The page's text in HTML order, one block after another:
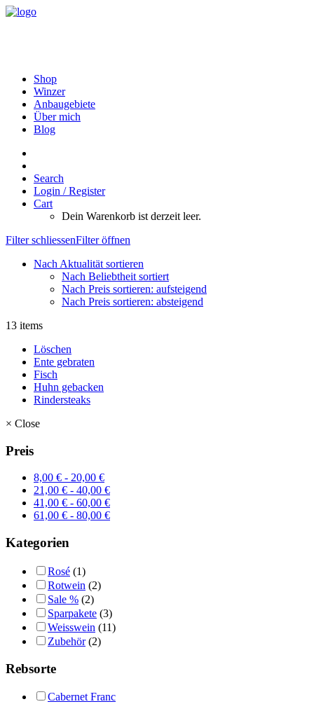
Shop
Winzer
Anbaugebiete
Über mich
Blog
Search
Login / Register
Cart
Dein Warenkorb ist derzeit leer.
Filter schliessenFilter öffnen
Nach Aktualität sortieren
Nach Beliebtheit sortiert
Nach Preis sortieren: aufsteigend
Nach Preis sortieren: absteigend
13 items
Löschen
Ente gebraten
Fisch
Huhn gebacken
Rindersteaks
× Close
Preis
8,00 € - 20,00 €
21,00 € - 40,00 €
41,00 € - 60,00 €
61,00 € - 80,00 €
Kategorien
Rosé (1)
Rotwein (2)
Sale % (2)
Sparpakete (3)
Weisswein (11)
Zubehör (2)
Rebsorte
Cabernet Franc